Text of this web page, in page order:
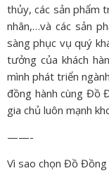
thủy, các sản phẩm
nhân,…và các sản
sàng phục vụ quý
tưởng của khách
mình phát triển
đồng hành cùng Đồ
gia chủ luôn mạnh
——-
Vì sao chọn Đồ Đồng